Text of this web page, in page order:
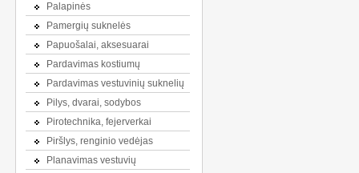
Palapinės
Pamergių suknelės
Papuošalai, aksesuarai
Pardavimas kostiumų
Pardavimas vestuvinių suknelių
Pilys, dvarai, sodybos
Pirotechnika, fejerverkai
Piršlys, renginio vedėjas
Planavimas vestuvių